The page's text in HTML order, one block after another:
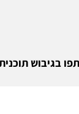
בגיבוש